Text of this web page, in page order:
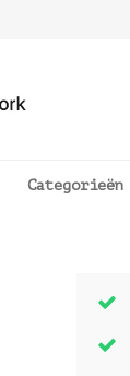
Categorieën